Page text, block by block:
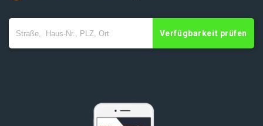
Verfügbarkeit prüfen